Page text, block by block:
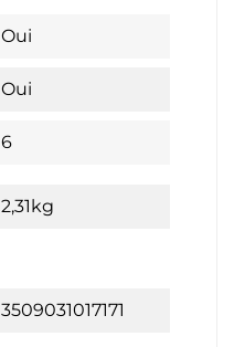
Oui
Oui
6
2,31kg
3509031017171